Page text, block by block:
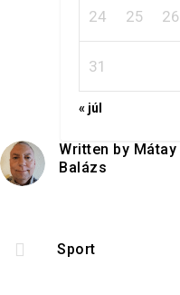
24 25 26
31
« júl
Written by Mátay
Balázs
 Sport